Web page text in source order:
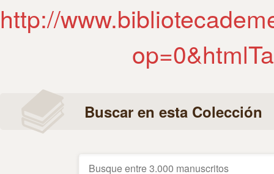
http://
Buscar en esta Colección